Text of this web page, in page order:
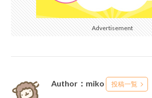
Advertisement
Author：miko 投稿一覧